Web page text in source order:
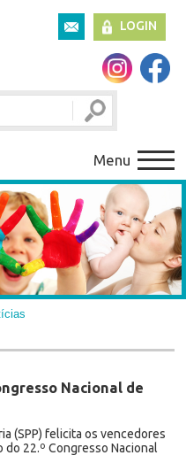
LOGIN
Menu
Nacional de
(SPP) felicita os vencedores
22.º Congresso Nacional